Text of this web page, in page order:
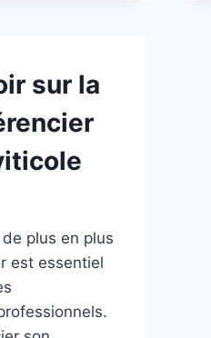
sur la
plus en plus
est essentiel